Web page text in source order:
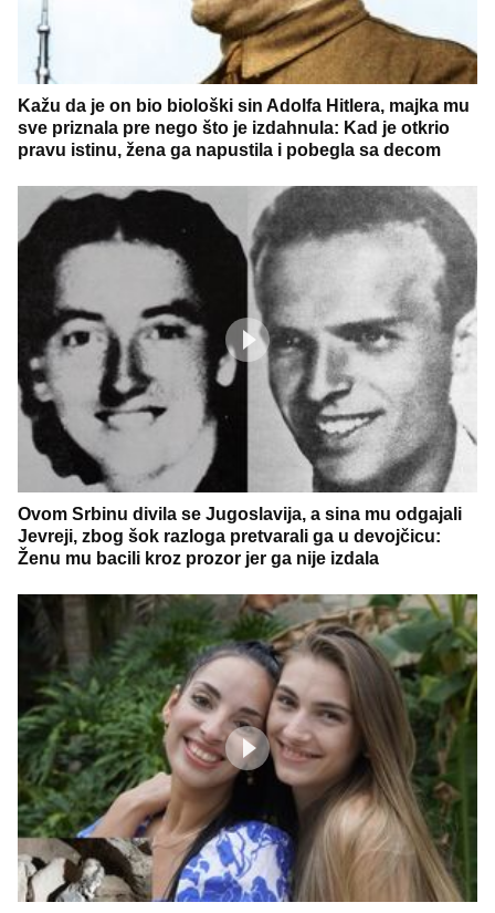
Kažu da je on bio biološki sin Adolfa Hitlera, majka mu
sve priznala pre nego što je izdahnula: Kad je otkrio
pravu istinu, žena ga napustila i pobegla sa decom
Ovom Srbinu divila se Jugoslavija, a sina mu odgajali
Jevreji, zbog šok razloga pretvarali ga u devojčicu:
Ženu mu bacili kroz prozor jer ga nije izdala